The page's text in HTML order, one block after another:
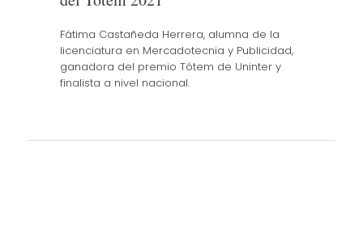
Fátima Castañeda Herrera, alumna de la
licenciatura en Mercadotecnia y Publicidad,
ganadora del premio Tótem de Uninter y
finalista a nivel nacional.